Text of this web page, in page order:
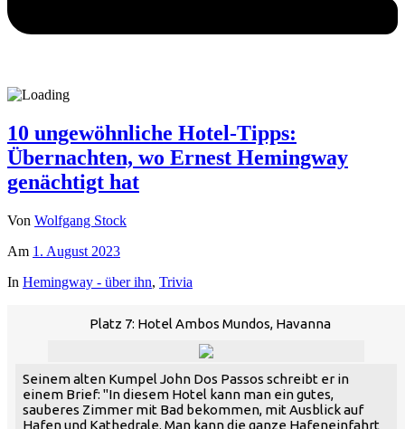
10 ungewöhnliche Hotel-Tipps:
Übernachten, wo Ernest Hemingway
genächtigt hat
Von Wolfgang Stock
Am 1. August 2023
In Hemingway - über ihn, Trivia
Platz 7: Hotel Ambos Mundos, Havanna
Seinem alten Kumpel John Dos Passos schreibt er in
einem Brief: "In diesem Hotel kann man ein gutes,
sauberes Zimmer mit Bad bekommen, mit Ausblick auf
Hafen und Kathedrale. Man kann die ganze Hafeneinfahrt